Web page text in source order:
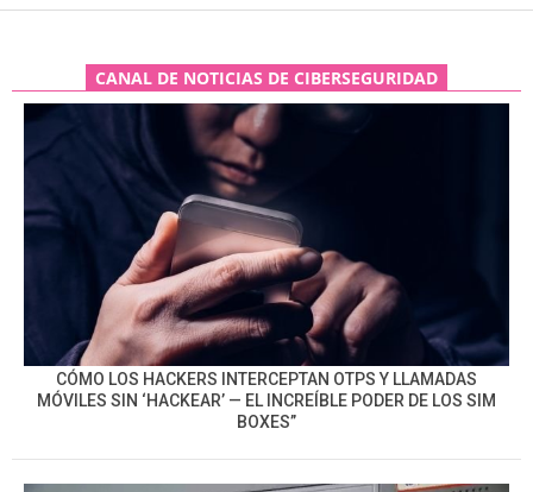
CANAL DE NOTICIAS DE CIBERSEGURIDAD
CÓMO LOS HACKERS INTERCEPTAN OTPS Y LLAMADAS
MÓVILES SIN ‘HACKEAR’ — EL INCREÍBLE PODER DE LOS SIM
BOXES”